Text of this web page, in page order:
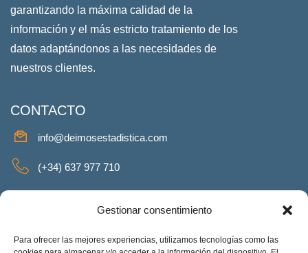
Gestionar consentimiento
Para ofrecer las mejores experiencias, utilizamos tecnologías como las
garantizando la máxima calidad de la
información y el más estricto tratamiento de los
datos adaptándonos a las necesidades de
nuestros clientes.
CONTACTO
info@deimosestadistica.com
(+34) 637 977 710